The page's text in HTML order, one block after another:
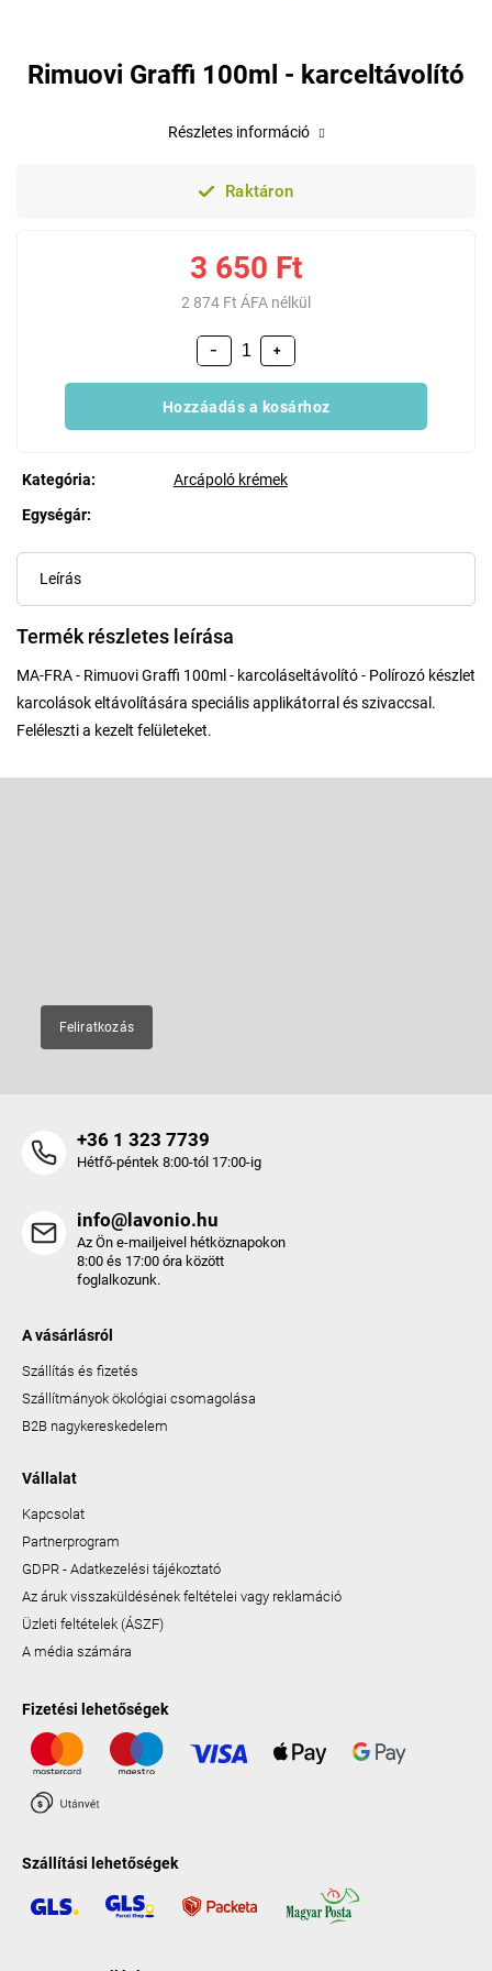
Rimuovi Graffi 100ml - karceltávolító
Raktáron
3 650 Ft
2 874 Ft ÁFA nélkül
+
−
Hozzáadás a kosárhoz
Kategória:
Arcápoló krémek
Egységár:
Részletes információ
Leírás
Termék részletes leírása
MA-FRA - Rimuovi Graffi 100ml - karcoláseltávolító - Polírozó készlet
karcolások eltávolítására speciális applikátorral és szivaccsal.
Feléleszti a kezelt felületeket.
Feliratkozás
+36 1 323 7739
Hétfő-péntek 8:00-tól 17:00-ig
info@lavonio.hu
Az Ön e-mailjeivel hétköznapokon
8:00 és 17:00 óra között
foglalkozunk.
A vásárlásról
Szállítás és fizetés
Szállítmányok ökológiai csomagolása
B2B nagykereskedelem
Vállalat
Kapcsolat
Partnerprogram
GDPR - Adatkezelési tájékoztató
Az áruk visszaküldésének feltételei vagy reklamáció
Üzleti feltételek (ÁSZF)
A média számára
Fizetési lehetőségek
Szállítási lehetőségek